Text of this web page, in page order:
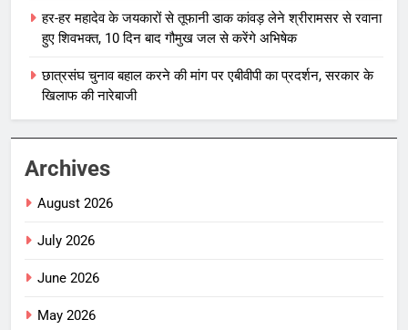
हर-हर महादेव के जयकारों से तूफानी डाक कांवड़ लेने श्रीरामसर से रवाना
हुए शिवभक्त, 10 दिन बाद गौमुख जल से करेंगे अभिषेक
छात्रसंघ चुनाव बहाल करने की मांग पर एबीवीपी का प्रदर्शन, सरकार के
खिलाफ की नारेबाजी
Archives
August 2026
July 2026
June 2026
May 2026